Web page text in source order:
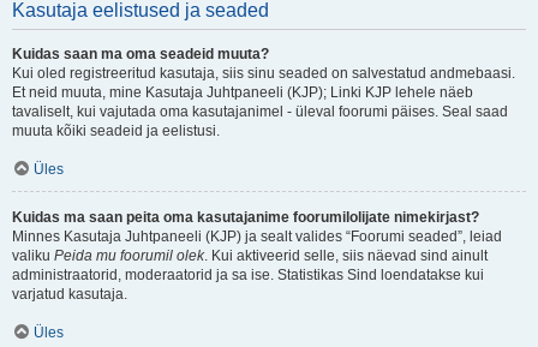
Kasutaja eelistused ja seaded
Kuidas saan ma oma seadeid muuta?
Kui oled registreeritud kasutaja, siis sinu seaded on salvestatud andmebaasi.
Et neid muuta, mine Kasutaja Juhtpaneeli (KJP); Linki KJP lehele näeb
tavaliselt, kui vajutada oma kasutajanimel - üleval foorumi päises. Seal saad
muuta kõiki seadeid ja eelistusi.
Üles
Kuidas ma saan peita oma kasutajanime foorumilolijate nimekirjast?
Minnes Kasutaja Juhtpaneeli (KJP) ja sealt valides “Foorumi seaded”, leiad
valiku Peida mu foorumil olek. Kui aktiveerid selle, siis näevad sind ainult
administraatorid, moderaatorid ja sa ise. Statistikas Sind loendatakse kui
varjatud kasutaja.
Üles